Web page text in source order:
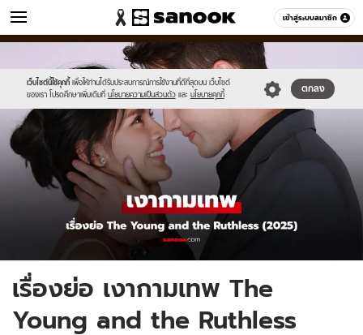
เข้าสู่ระบบสมาชิก
หนัง-ละคร หมวดอื่นๆ
เว็บไซต์นี้ใช้คุกกี้ เพื่อให้ท่านได้รับประสบการณ์การใช้งานที่ดีที่สุดบน เว็บไซต์
ของเรา โปรดศึกษาเพิ่มเติมที่ นโยบายความเป็นส่วนตัว และ นโยบายคุกกี้
ตกลง
//s.isanook.com/sr/0/images/logo-
new-
sanook.png
//s.isanook.com/mv/0/ud/36/181315/new-
thumbnail1200x720(5)-2.jpg
เรื่องย่อ เงากามเทพ The
Young and the Ruthless